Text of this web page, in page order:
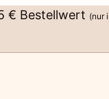
€ Bestellwert (nur